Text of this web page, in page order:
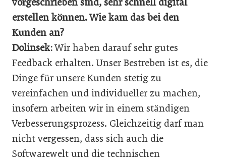
erstellen können. Wie kam das bei den
Kunden an?
Dolinsek:Wir haben darauf sehr gutes
Feedback erhalten. Unser Bestreben ist es, die
Dinge für unsere Kunden stetig zu
vereinfachen und individueller zu machen,
insofern arbeiten wir in einem ständigen
Verbesserungsprozess. Gleichzeitig darf man
nicht vergessen, dass sich auch die
Softwarewelt und die technischen